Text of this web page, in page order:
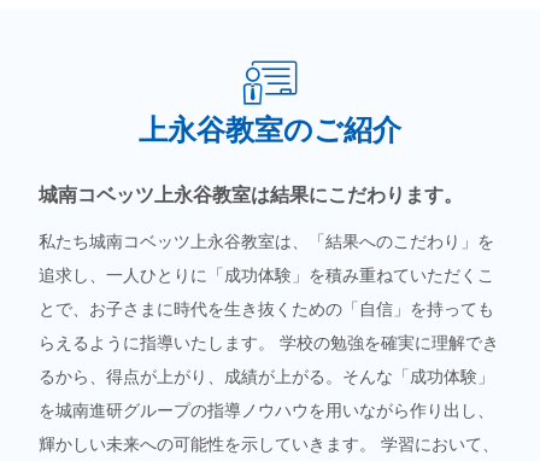
上永谷教室のご紹介
城南コベッツ上永谷教室は結果にこだわります。
私たち城南コベッツ上永谷教室は、「結果へのこだわり」を
追求し、一人ひとりに「成功体験」を積み重ねていただくこ
とで、お子さまに時代を生き抜くための「自信」を持っても
らえるように指導いたします。 学校の勉強を確実に理解でき
るから、得点が上がり、成績が上がる。そんな「成功体験」
を城南進研グループの指導ノウハウを用いながら作り出し、
輝かしい未来への可能性を示していきます。 学習において、